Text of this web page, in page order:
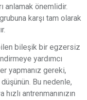
anlamak önemlidir.
karşı tam olarak
bileşik bir egzersiz
yardımcı
yapmanız gereki,
Bu nedenle,
antrenmanınızın